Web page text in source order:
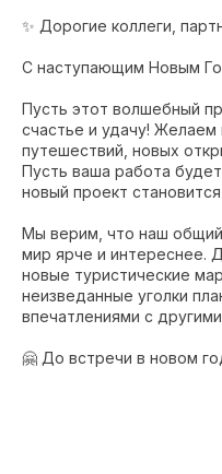
✨ Дорогие коллеги,
С наступающим Новым
Пусть этот волшебный
счастье и удачу!
путешествий, новых
Пусть ваша работа
новый проект
Мы верим, что наш
мир ярче и интереснее.
новые туристические
неизведанные уголки
впечатлениями с
🤗 До встречи в новом